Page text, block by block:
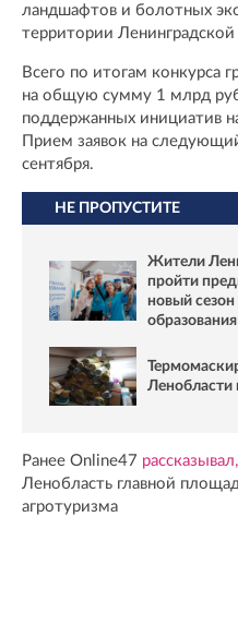
ландшафтов и болотных
территории Ленинградской
Всего по итогам конкурса
на общую сумму 1 млрд
поддержанных инициатив
Прием заявок на
сентября.
НЕ ПРОПУСТИТЕ
Жители
пройти
новый
Ленобласти
Ранее Online47 рассказывал,
Ленобласть главной
агротуризма